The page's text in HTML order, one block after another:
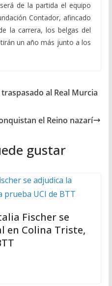
de la partida el equipo
Contador, afincado
la carrera, los belgas del
un año más junto a los
al Real Murcia
el Reino nazarí
gustar
Fischer se
en Colina Triste,